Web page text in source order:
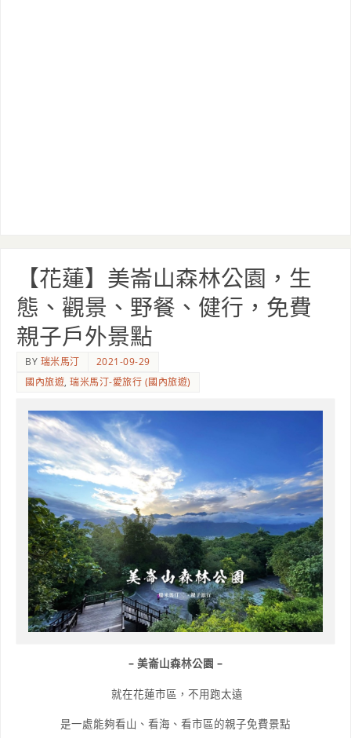
【花蓮】美崙山森林公園，生
態、觀景、野餐、健行，免費
親子戶外景點
BY 瑞米馬汀
2021-09-29
國內旅遊,瑞米馬汀-愛旅行 (國內旅遊)
– 美崙山森林公園 –
就在花蓮市區，不用跑太遠
是一處能夠看山、看海、看市區的親子免費景點